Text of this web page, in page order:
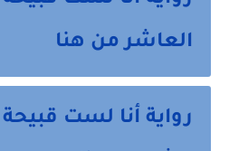
العاشر من هنا
رواية أنا لست